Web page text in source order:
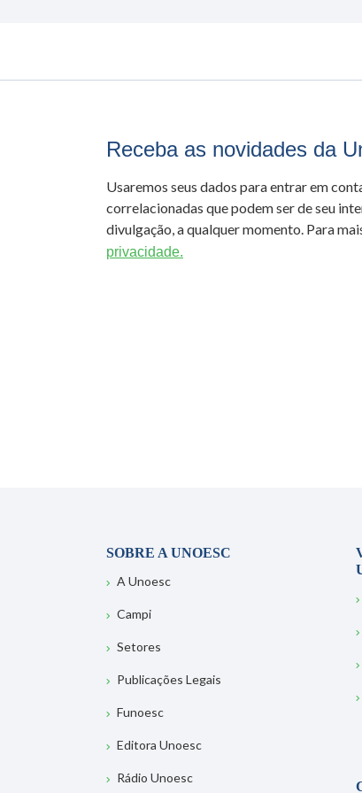
Receba as novidades da
Usaremos seus dados para entrar em
correlacionadas que podem ser de seu
divulgação, a qualquer momento. Para
privacidade.
SOBRE A UNOESC
A Unoesc
Campi
Setores
Publicações Legais
Funoesc
Editora Unoesc
Rádio Unoesc